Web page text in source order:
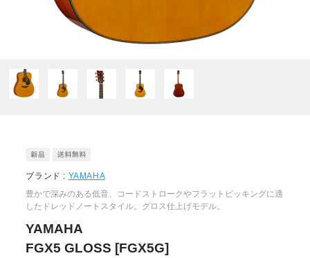
ブランド : YAMAHA
豊かで深みのある低音、コードストロークやフラットピッキングに適
したドレッドノートスタイル。グロス仕上げモデル。
YAMAHA
FGX5 GLOSS [FGX5G]